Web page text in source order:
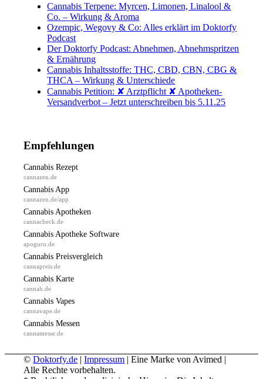
Cannabis Terpene: Myrcen, Limonen, Linalool &
Co. – Wirkung & Aroma
Ozempic, Wegovy & Co: Alles erklärt im Doktorfy
Podcast
Der Doktorfy Podcast: Abnehmen, Abnehmspritzen
& Ernährung
Cannabis Inhaltsstoffe: THC, CBD, CBN, CBG &
THCA – Wirkung & Unterschiede
Cannabis Petition: ✘ Arztpflicht ✘ Apotheken-
Versandverbot – Jetzt unterschreiben bis 5.11.25
Empfehlungen
Cannabis Rezept
cannazen.de
Cannabis App
cannazen.de/app
Cannabis Apotheken
cannacheck.de
Cannabis Apotheke Software
apoguru.de
Cannabis Preisvergleich
cannapreis.de
Cannabis Karte
cannah.de
Cannabis Vapes
cannavape.de
Cannabis Messen
cannamesse.de
©Doktorfy.de |Impressum | Eine Marke von Avimed |
Alle Rechte vorbehalten.